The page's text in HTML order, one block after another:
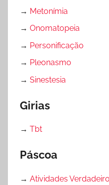
→ Metonímia
→ Onomatopeia
→ Personificação
→ Pleonasmo
→ Sinestesia
Girias
→ Tbt
Páscoa
→ Atividades